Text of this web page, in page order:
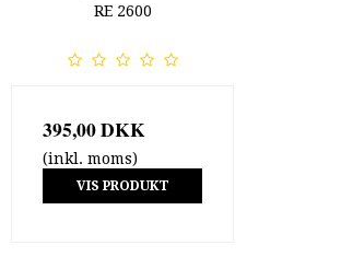
RE 2600
395,00 DKK
(inkl. moms)
VIS PRODUKT